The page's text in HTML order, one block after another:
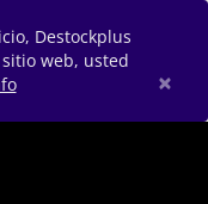
Destockplus
web, usted
×